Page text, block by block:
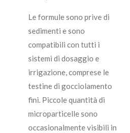
Le formule sono prive di
sedimenti e sono
compatibili con tutti i
sistemi di dosaggio e
irrigazione, comprese le
testine di gocciolamento
fini. Piccole quantità di
microparticelle sono
occasionalmente visibili in